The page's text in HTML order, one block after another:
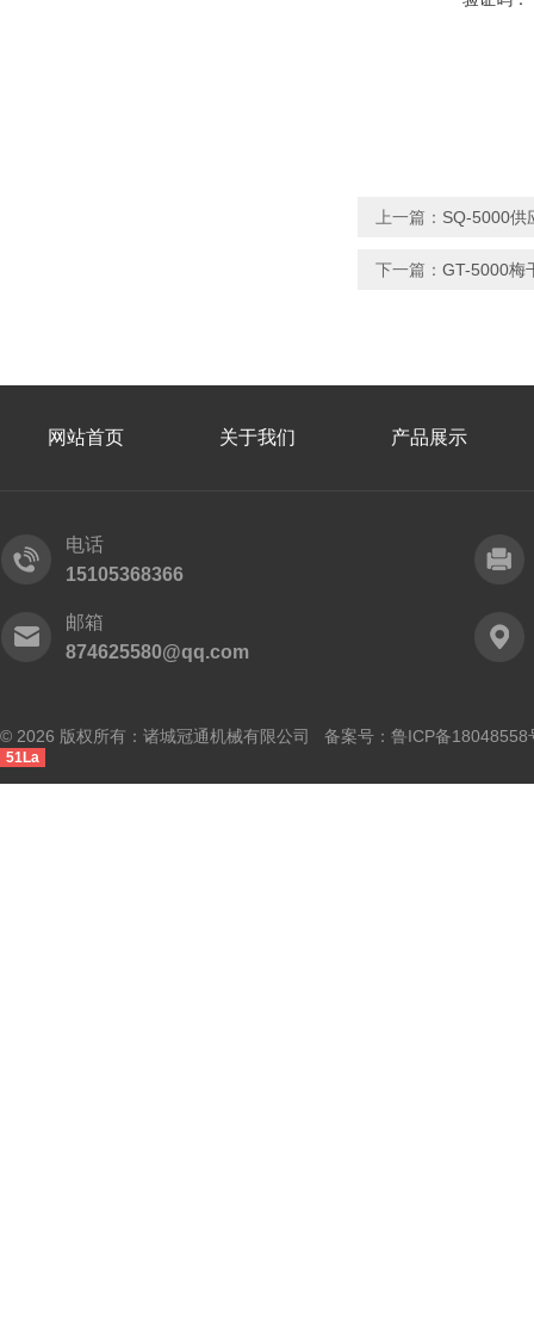
上一篇： SQ-5000供
下一篇： GT-5000梅
网站首页 关于我们 产品展示
电话
15105368366
邮箱
874625580@qq.com
© 2026 版权所有：诸城冠通机械有限公司 备案号： 鲁ICP备18048558
51La